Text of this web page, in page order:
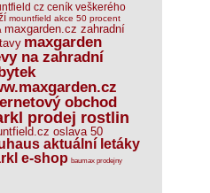
cz ceník veškerého
mountfield akce 50 procent
maxgarden.cz zahradní
maxgarden
na zahradní
obchod
prodej rostlin
oslava 50
aktuální letáky
e-shop baumax prodejny